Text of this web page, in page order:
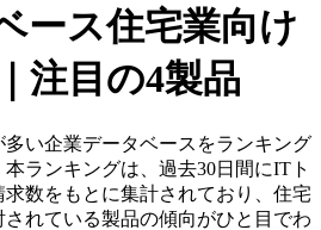
ース住宅業向け
注目の4製品
い企業データベースをランキング
ランキングは、過去30日間にITト
数をもとに集計されており、住宅
れている製品の傾向がひと目でわ